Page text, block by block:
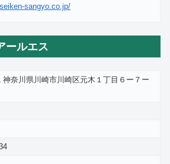
sangyo.co.jp/
ールエス
神奈川県川崎市川崎区元木１丁目６ー７ー